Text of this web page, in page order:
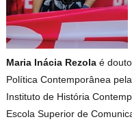
Maria Inácia Rezola é
Política Contemporânea
Instituto de História
Escola Superior de